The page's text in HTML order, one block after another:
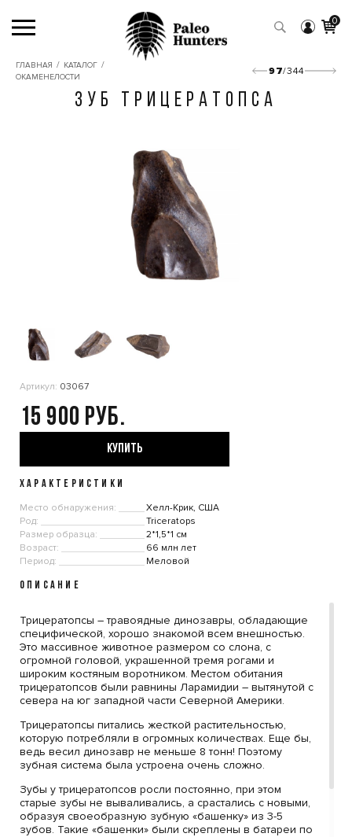
0
ГЛАВНАЯ / КАТАЛОГ /
ОКАМЕНЕЛОСТИ
97/344
ЗУБ ТРИЦЕРАТОПСА
Артикул: 03067
15 900
КУПИТЬ
ХАРАКТЕРИСТИКИ
Место обнаружения:
Хелл-Крик, США
Род:
Triceratops
Размер образца:
2*1,5*1 см
Возраст:
66 млн лет
Период:
Меловой
ОПИСАНИЕ
Трицератопсы – травоядные динозавры, обладающие
специфической, хорошо знакомой всем внешностью.
Это массивное животное размером со слона, с
огромной головой, украшенной тремя рогами и
широким костяным воротником. Местом обитания
трицератопсов были равнины Ларамидии – вытянутой с
севера на юг западной части Северной Америки.
Трицератопсы питались жесткой растительностью,
которую потребляли в огромных количествах. Еще бы,
ведь весил динозавр не меньше 8 тонн! Поэтому
зубная система была устроена очень сложно.
Зубы у трицератопсов росли постоянно, при этом
старые зубы не вываливались, а срастались с новыми,
образуя своеобразную зубную «башенку» из 3-5
зубов. Такие «башенки» были скреплены в батареи по